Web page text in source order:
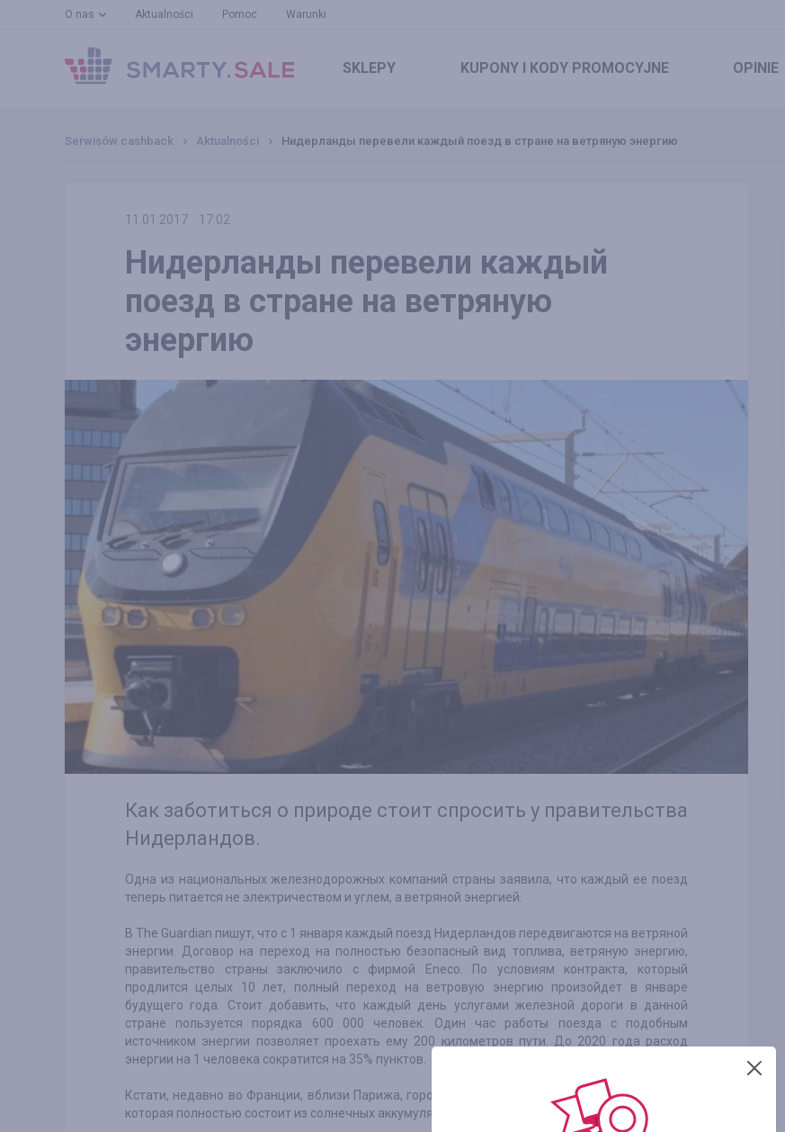
O nas Aktualności Pomoc Warunki
SKLEPY KUPONYI KODY PROMOCYJNE OPINIE
Serwisów cashback Aktualności Нидерланды перевели каждый поезд в стране на ветряную энергию
11.01.2017 17:02
Нидерланды перевели каждый
поезд в стране на ветряную
энергию
Как заботиться о природе стоит спросить у правительства
Нидерландов.
Одна из национальных железнодорожных компаний страны заявила, что каждый ее поезд
теперь питается не электричеством и углем, а ветряной энергией.
В The Guardian пишут, что с 1 января каждый поезд Нидерландов передвигаются на ветряной
энергии. Договор на переход на полностью безопасный вид топлива, ветряную энергию,
правительство страны заключило с фирмой Eneco. По условиям контракта, который
продлится целых 10 лет, полный переход на ветровую энергию произойдет в январе
будущего года. Стоит добавить, что каждый день услугами железной дороги в данной
стране пользуется порядка 600 000 человек. Один час работы поезда с подобным
источником энергии позволяет проехать ему 200 километров пути. До 2020 года расход
энергии на 1 человека сократится на 35% пунктов.
Кстати, недавно во Франции, вблизи Парижа, город Тулувр-о-Перш, была построена трасса,
которая полностью состоит из солнечных аккумуляторов.